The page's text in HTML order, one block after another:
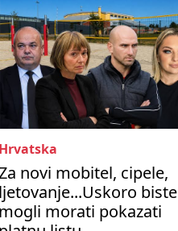
Hrvatska
novi mobitel, cipele,
ljetovanje...Uskoro biste
mogli morati pokazati